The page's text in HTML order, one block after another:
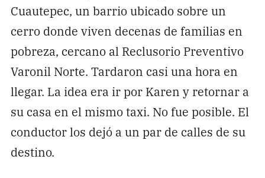
Cuautepec, un barrio ubicado sobre un
cerro donde viven decenas de familias en
pobreza, cercano al Reclusorio Preventivo
Varonil Norte. Tardaron casi una hora en
llegar. La idea era ir por Karen y retornar a
su casa en el mismo taxi. No fue posible. El
conductor los dejó a un par de calles de su
destino.